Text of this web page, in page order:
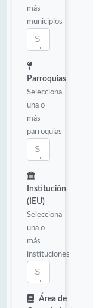
más
municipios
Parroquias
Selecciona
una o
más
parroquias
Institución
(IEU)
Selecciona
una o
más
instituciones
Área de